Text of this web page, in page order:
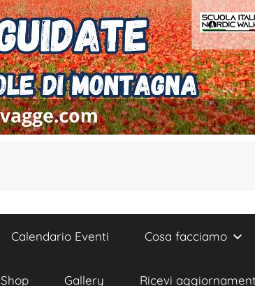
Calendario Eventi Cosa facciamo
Shop Gallery Ricevi